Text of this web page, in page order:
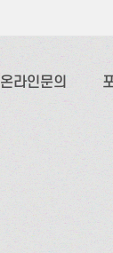
온라인문의